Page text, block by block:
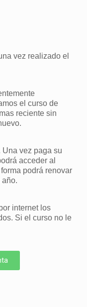
vez realizado el
el curso de
reciente sin
Una vez paga su
acceder al
podrá renovar
internet los
Si el curso no le